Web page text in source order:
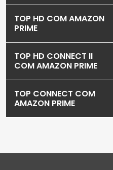
TOP HD COM AMAZON
PRIME
TOP HD CONNECT II
COM AMAZON PRIME
TOP CONNECT COM
AMAZON PRIME